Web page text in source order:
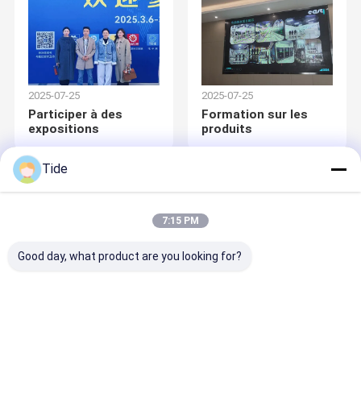
2025-07-25
Participer à des
expositions
2025-07-25
Formation sur les
produits
Tide
7:15 PM
Good day, what product are you looking for?